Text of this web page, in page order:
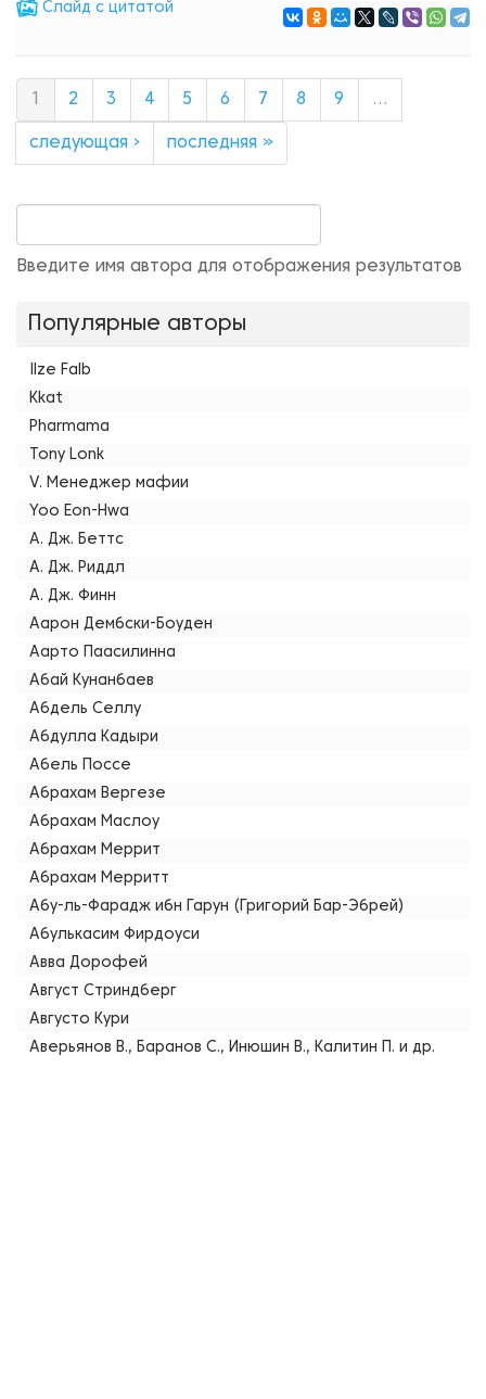
Cлайд с цитатой
2 3 4 5 6 7 8 9 …
следующая › последняя »
Введите имя автора для отображения результатов
Популярные авторы
Ilze Falb
Kkat
Pharmama
Tony Lonk
V. Менеджер мафии
Yoo Eon-Hwa
А. Дж. Беттс
А. Дж. Риддл
А. Дж. Финн
Аарон Дембски-Боуден
Аарто Паасилинна
Абай Кунанбаев
Абдель Селлу
Абдулла Кадыри
Абель Поссе
Абрахам Вергезе
Абрахам Маслоу
Абрахам Меррит
Абрахам Мерритт
Абу-ль-Фарадж ибн Гарун (Григорий Бар-Эбрей)
Абулькасим Фирдоуси
Авва Дорофей
Август Стриндберг
Августо Кури
Аверьянов В., Баранов С., Инюшин В., Калитин П. и др.